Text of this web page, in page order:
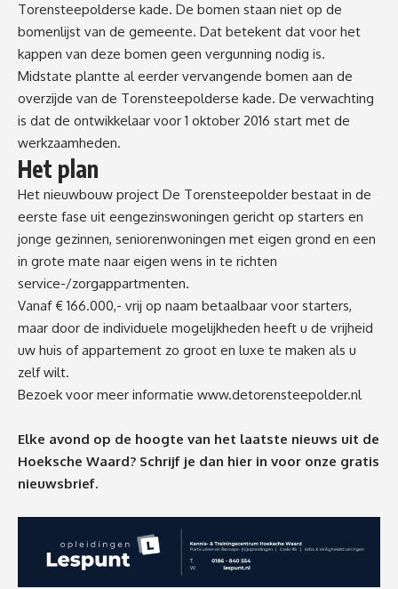
Torensteepolderse kade. De bomen staan niet op de
bomenlijst van de gemeente. Dat betekent dat voor het
kappen van deze bomen geen vergunning nodig is.
Midstate plantte al eerder vervangende bomen aan de
overzijde van de Torensteepolderse kade. De verwachting
is dat de ontwikkelaar voor 1 oktober 2016 start met de
werkzaamheden.
Het plan
Het nieuwbouw project De Torensteepolder bestaat in de
eerste fase uit eengezinswoningen gericht op starters en
jonge gezinnen, seniorenwoningen met eigen grond en een
in grote mate naar eigen wens in te richten
service-/zorgappartmenten.
Vanaf € 166.000,- vrij op naam betaalbaar voor starters,
maar door de individuele mogelijkheden heeft u de vrijheid
uw huis of appartement zo groot en luxe te maken als u
zelf wilt.
Bezoek voor meer informatie www.detorensteepolder.nl
Elke avond op de hoogte van het laatste nieuws uit de
Hoeksche Waard? Schrijf je dan hier in voor onze gratis
nieuwsbrief.